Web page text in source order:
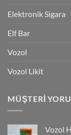
Elektronik Sigara
Elf Bar
Vozol
Vozol Likit
MÜŞTERI
Vozol